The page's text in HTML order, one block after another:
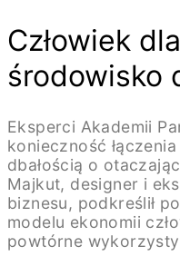
Człowiek
środowisko
Eksperci Akademii
konieczność
dbałością o
Majkut, designer i
biznesu, podkreślił
modelu ekonomii
powtórne